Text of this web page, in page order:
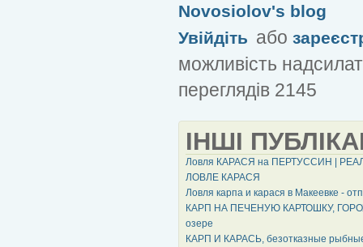
Novosiolov's blog
Увійдіть або
можливість
переглядів 2145
ІНШІ
Ловля КАРАСЯ на ПЕРТУССИН |
ЛОВЛЕ КАРАСЯ
Ловля карпа и карася в Макеевке -
КАРП НА ПЕЧЕНУЮ КАРТОШКУ,
озере
КАРП И КАРАСЬ, безотказные